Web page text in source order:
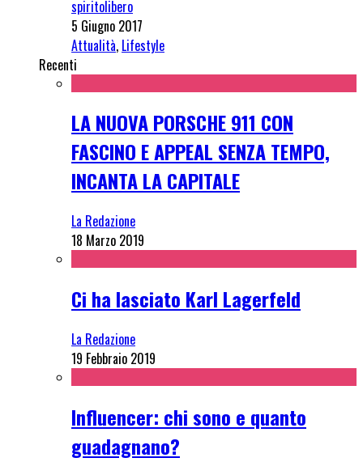
spiritolibero
5 Giugno 2017
Attualità, Lifestyle
Recenti
LA NUOVA PORSCHE 911 CON
FASCINO E APPEAL SENZA TEMPO,
INCANTA LA CAPITALE
La Redazione
18 Marzo 2019
Ci ha lasciato Karl Lagerfeld
La Redazione
19 Febbraio 2019
Influencer: chi sono e quanto
guadagnano?